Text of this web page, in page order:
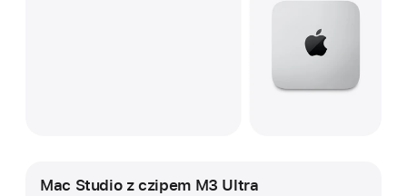
Mac Studio z czipem M3 Ultra